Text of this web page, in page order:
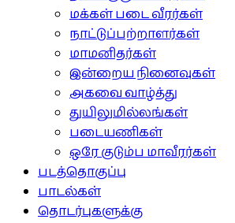
மக்கள் படை வீரர்கள்
நாட்டுப்பற்றாளர்கள்
மாமனிதர்கள்
இன்றைய நினைவுகள்
அகவை வாழ்த்து
துயிலுமில்லங்கள்
படையணிகள்
ஒரே குடும்ப மாவீரர்கள்
படத்தொகுப்பு
பாடல்கள்
தொடர்புகளுக்கு